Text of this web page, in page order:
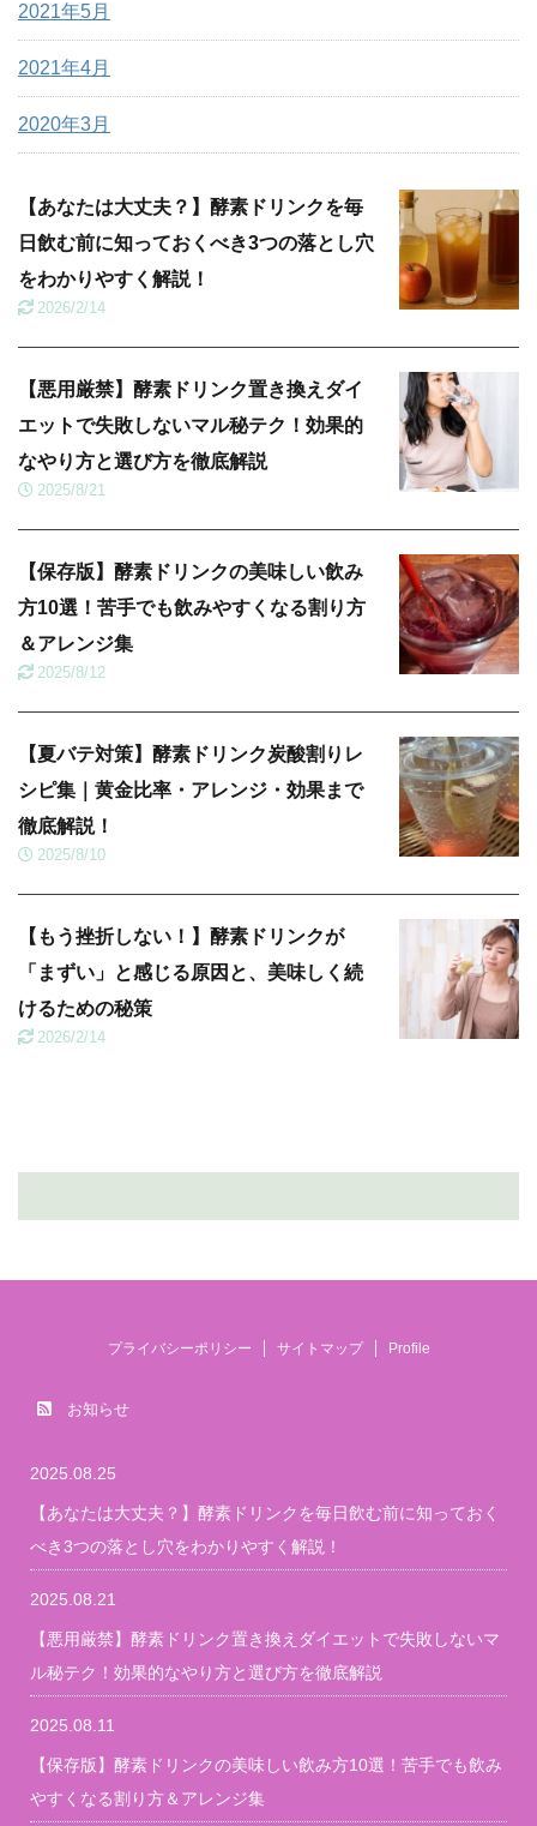
2021年5月
2021年4月
2020年3月
【あなたは大丈夫？】酵素ドリンクを毎
日飲む前に知っておくべき3つの落とし穴
をわかりやすく解説！
2026/2/14
【悪用厳禁】酵素ドリンク置き換えダイ
エットで失敗しないマル秘テク！効果的
なやり方と選び方を徹底解説
2025/8/21
【保存版】酵素ドリンクの美味しい飲み
方10選！苦手でも飲みやすくなる割り方
＆アレンジ集
2025/8/12
【夏バテ対策】酵素ドリンク炭酸割りレ
シピ集｜黄金比率・アレンジ・効果まで
徹底解説！
2025/8/10
【もう挫折しない！】酵素ドリンクが
「まずい」と感じる原因と、美味しく続
けるための秘策
2026/2/14
プライバシーポリシー サイトマップ Profile
お知らせ
2025.08.25
【あなたは大丈夫？】酵素ドリンクを毎日飲む前に知っておく
べき3つの落とし穴をわかりやすく解説！
2025.08.21
【悪用厳禁】酵素ドリンク置き換えダイエットで失敗しないマ
ル秘テク！効果的なやり方と選び方を徹底解説
2025.08.11
【保存版】酵素ドリンクの美味しい飲み方10選！苦手でも飲み
やすくなる割り方＆アレンジ集